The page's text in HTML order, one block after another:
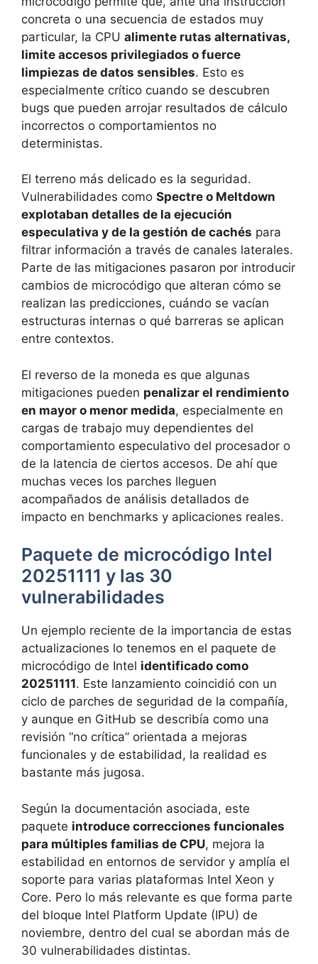
concreta o una secuencia de estados muy
particular, la CPU alimente rutas alternativas,
limite accesos privilegiados o fuerce
limpiezas de datos sensibles. Esto es
especialmente crítico cuando se descubren
bugs que pueden arrojar resultados de cálculo
incorrectos o comportamientos no
deterministas.
El terreno más delicado es la seguridad.
Vulnerabilidades como Spectre o Meltdown
explotaban detalles de la ejecución
especulativa y de la gestión de cachés para
filtrar información a través de canales laterales.
Parte de las mitigaciones pasaron por introducir
cambios de microcódigo que alteran cómo se
realizan las predicciones, cuándo se vacían
estructuras internas o qué barreras se aplican
entre contextos.
El reverso de la moneda es que algunas
mitigaciones pueden penalizar el rendimiento
en mayor o menor medida, especialmente en
cargas de trabajo muy dependientes del
comportamiento especulativo del procesador o
de la latencia de ciertos accesos. De ahí que
muchas veces los parches lleguen
acompañados de análisis detallados de
impacto en benchmarks y aplicaciones reales.
Paquete de microcódigo Intel
20251111 y las 30
vulnerabilidades
Un ejemplo reciente de la importancia de estas
actualizaciones lo tenemos en el paquete de
microcódigo de Intel identificado como
20251111. Este lanzamiento coincidió con un
ciclo de parches de seguridad de la compañía,
y aunque en GitHub se describía como una
revisión “no crítica” orientada a mejoras
funcionales y de estabilidad, la realidad es
bastante más jugosa.
Según la documentación asociada, este
paquete introduce correcciones funcionales
para múltiples familias de CPU, mejora la
estabilidad en entornos de servidor y amplía el
soporte para varias plataformas Intel Xeon y
Core. Pero lo más relevante es que forma parte
del bloque Intel Platform Update (IPU) de
noviembre, dentro del cual se abordan más de
30 vulnerabilidades distintas.